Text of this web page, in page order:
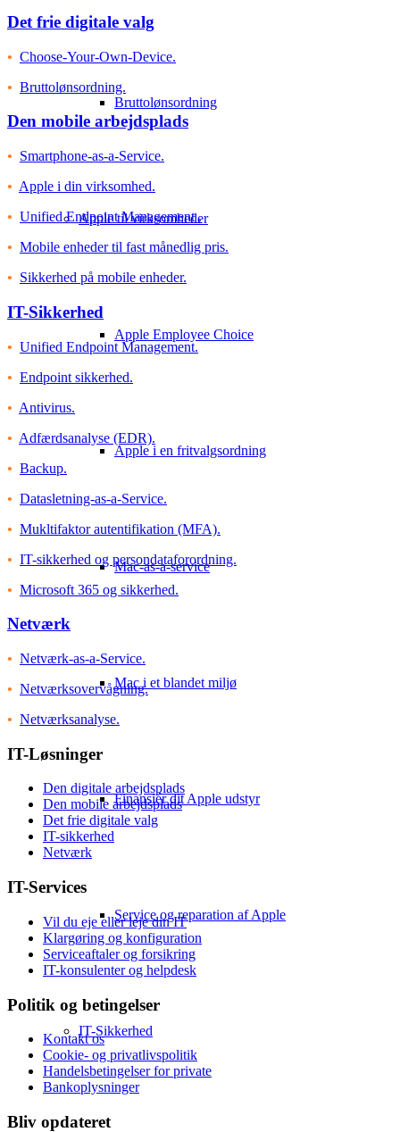
Bruttolønsordning
Apple til virksomheder
Apple Employee Choice
Apple i en fritvalgsordning
Mac-as-a-service
Mac i et blandet miljø
Finansiér dit Apple udstyr
Service og reparation af Apple
IT-Sikkerhed
Det frie digitale valg
• Choose-Your-Own-Device.
• Bruttolønsordning.
Den mobile arbejdsplads
• Smartphone-as-a-Service.
• Apple i din virksomhed.
• Unified Endpoint Management .
• Mobile enheder til fast månedlig pris.
• Sikkerhed på mobile enheder.
IT-Sikkerhed
• Unified Endpoint Management.
• Endpoint sikkerhed.
• Antivirus.
• Adfærdsanalyse (EDR).
• Backup.
• Datasletning-as-a-Service.
• Mukltifaktor autentifikation (MFA).
• IT-sikkerhed og persondataforordning.
• Microsoft 365 og sikkerhed.
Netværk
• Netværk-as-a-Service.
• Netværksovervågning.
• Netværksanalyse.
IT-Løsninger
Den digitale arbejdsplads
Den mobile arbejdsplads
Det frie digitale valg
IT-sikkerhed
Netværk
IT-Services
Vil du eje eller leje din IT
Klargøring og konfiguration
Serviceaftaler og forsikring
IT-konsulenter og helpdesk
Politik og betingelser
Kontakt os
Cookie- og privatlivspolitik
Handelsbetingelser for private
Bankoplysninger
Bliv opdateret